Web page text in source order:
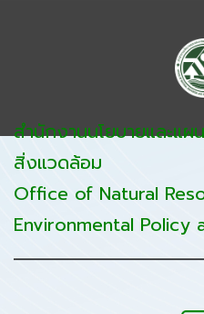
สำนักงานนโยบายและแ
สิ่งแวดล้อม
Office of Natural
Environmental Policy